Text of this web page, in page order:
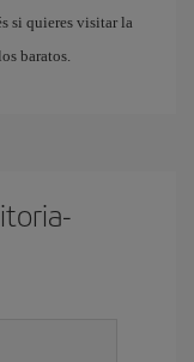
si quieres visitar la
baratos.